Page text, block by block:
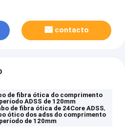
contacto
de fibra ótica do comprimento
ADSS de 120mm
de fibra ótica de 24Core ADSS,
ótico dos adss do comprimento
de 120mm